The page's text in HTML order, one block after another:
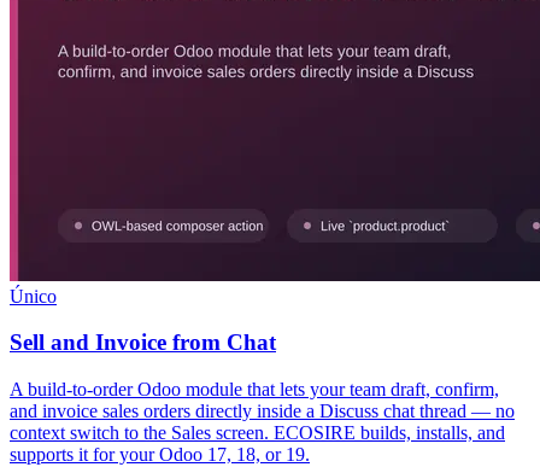
Único
Sell and Invoice from Chat
A build-to-order Odoo module that lets your team draft, confirm,
and invoice sales orders directly inside a Discuss chat thread — no
context switch to the Sales screen. ECOSIRE builds, installs, and
supports it for your Odoo 17, 18, or 19.